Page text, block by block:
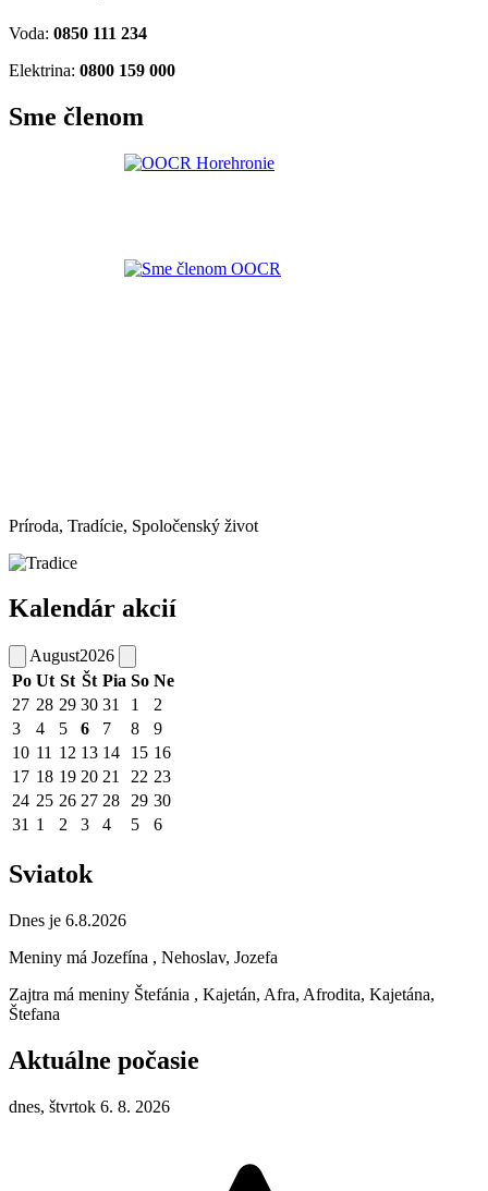
Voda: 0850 111 234
Elektrina: 0800 159 000
Sme členom
Príroda, Tradície, Spoločenský život
Kalendár akcií
August2026
Po Ut St Št Pia So Ne
27 28 29 30 31 1
2
3
4 5 6 7 8
9
10 11 12 13 14 15 16
17 18 19 20 21 22 23
24 25 26 27 28 29 30
31 1 2 3 4 5 6
Sviatok
Dnes je 6.8.2026
Meniny má Jozefína , Nehoslav, Jozefa
Zajtra má meniny Štefánia , Kajetán, Afra, Afrodita, Kajetána,
Štefana
Aktuálne počasie
dnes, štvrtok 6. 8. 2026